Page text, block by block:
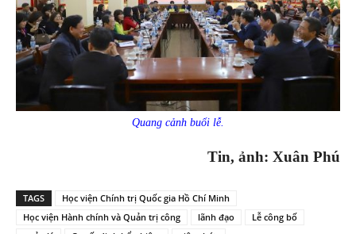
Quang cảnh buổi lễ.
Tin, ảnh: Xuân Phú
TAGS
Học viện Chính trị Quốc gia Hồ Chí Minh
Học viện Hành chính và Quản trị công
lãnh đạo
Lễ công bố